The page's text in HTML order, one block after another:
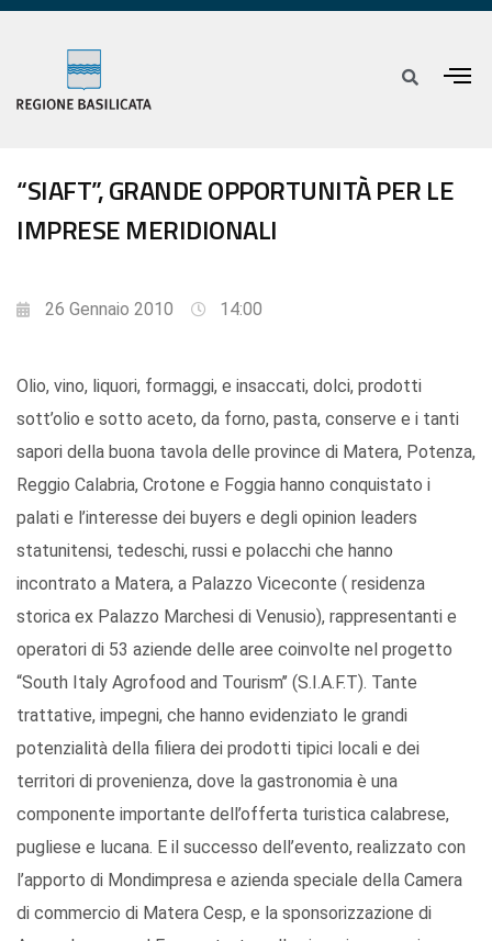
“SIAFT”, GRANDE OPPORTUNITÀ PER LE
IMPRESE MERIDIONALI
26 Gennaio 2010 14:00
Olio, vino, liquori, formaggi, e insaccati, dolci, prodotti
sott’olio e sotto aceto, da forno, pasta, conserve e i tanti
sapori della buona tavola delle province di Matera, Potenza,
Reggio Calabria, Crotone e Foggia hanno conquistato i
palati e l’interesse dei buyers e degli opinion leaders
statunitensi, tedeschi, russi e polacchi che hanno
incontrato a Matera, a Palazzo Viceconte ( residenza
storica ex Palazzo Marchesi di Venusio), rappresentanti e
operatori di 53 aziende delle aree coinvolte nel progetto
“South Italy Agrofood and Tourism’’ (S.I.A.F.T). Tante
trattative, impegni, che hanno evidenziato le grandi
potenzialità della filiera dei prodotti tipici locali e dei
territori di provenienza, dove la gastronomia è una
componente importante dell’offerta turistica calabrese,
pugliese e lucana. E il successo dell’evento, realizzato con
l’apporto di Mondimpresa e azienda speciale della Camera
di commercio di Matera Cesp, e la sponsorizzazione di